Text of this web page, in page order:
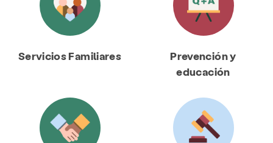
Servicios Familiares
Prevención y
educación